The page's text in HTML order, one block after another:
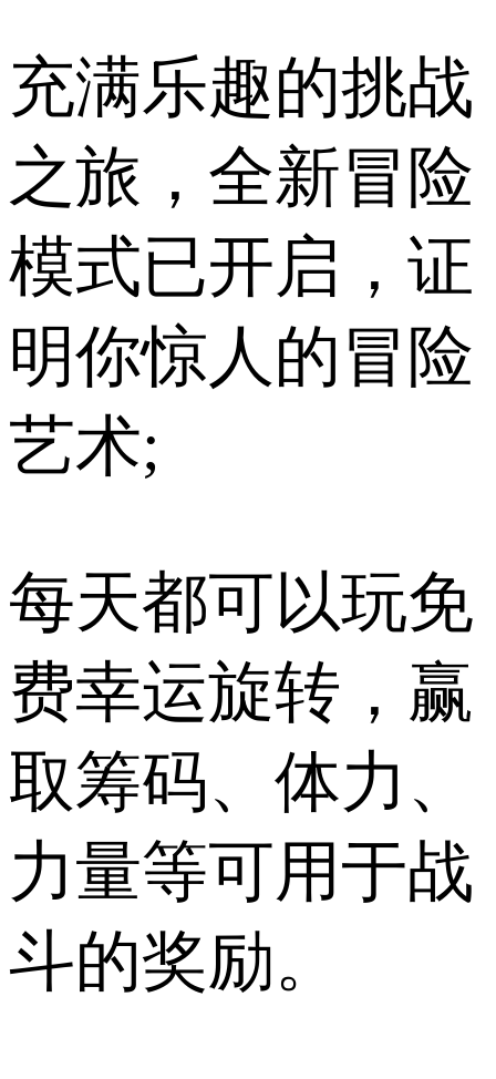
充满乐趣的挑战
之旅，全新冒险
模式已开启，证
明你惊人的冒险
艺术;
每天都可以玩免
费幸运旋转，赢
取筹码、体力、
力量等可用于战
斗的奖励。